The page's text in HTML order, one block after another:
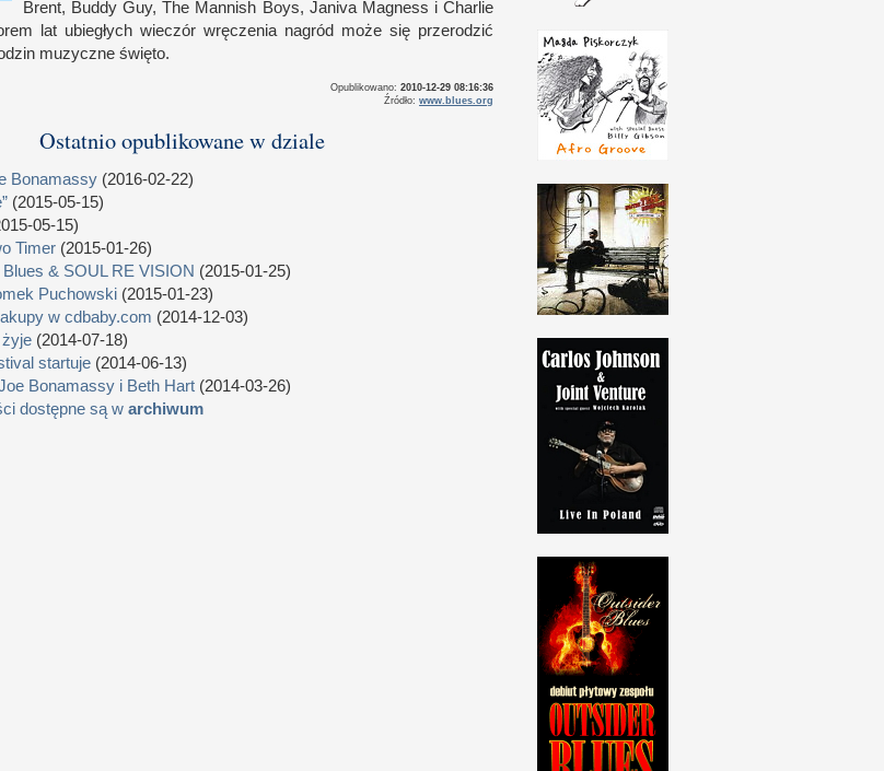
Brent, Buddy Guy, The Mannish Boys, Janiva Magness i Charlie
lat ubiegłych wieczór wręczenia nagród może się przerodzić
muzyczne święto.
Opublikowano: 2010-12-29 08:16:36
Źródło: www.blues.org
Ostatnio opublikowane w dziale
Bonamassy (2016-02-22)
(2015-05-15)
05-15)
Timer (2015-01-26)
& SOUL RE VISION (2015-01-25)
Puchowski (2015-01-23)
w cdbaby.com (2014-12-03)
(2014-07-18)
startuje (2014-06-13)
Bonamassy i Beth Hart (2014-03-26)
dostępne są w archiwum